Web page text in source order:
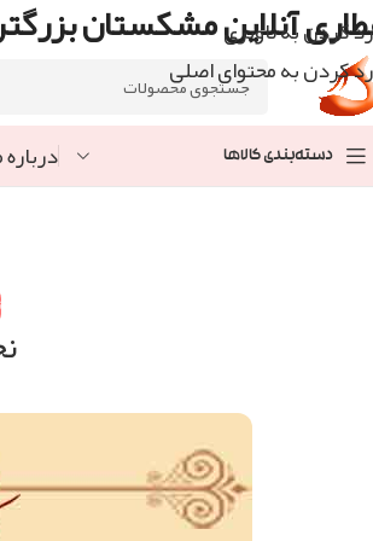
رد کردن به ناوبری
رد کردن به محتوای اصلی
آنلاین مشکستان
دسته‌بندی کالاها